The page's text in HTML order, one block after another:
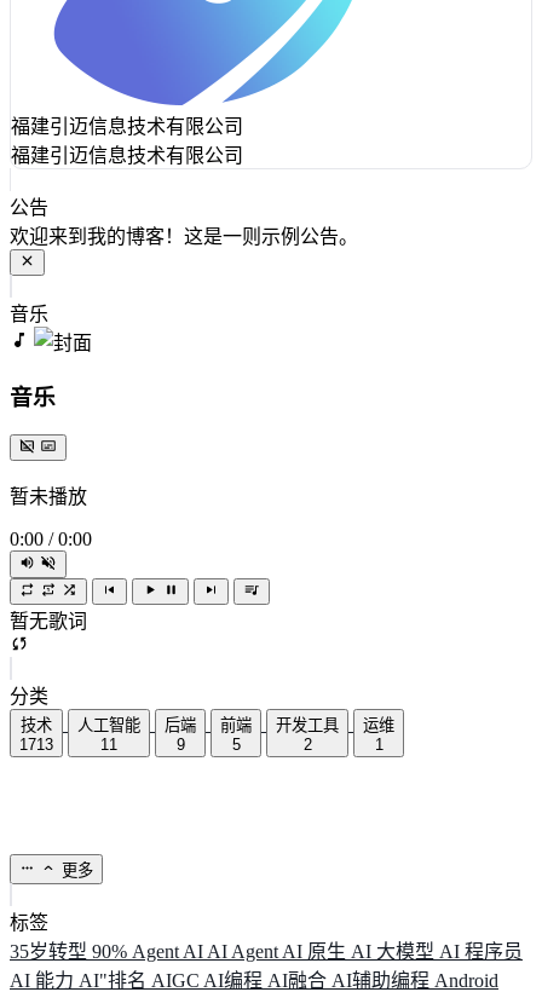
福建引迈信息技术有限公司
福建引迈信息技术有限公司
公告
欢迎来到我的博客！这是一则示例公告。
音乐
音乐
暂未播放
0:00 / 0:00
暂无歌词
分类
技术
1713
人工智能
11
后端
9
前端
5
开发工具
2
运维
1
更多
标签
35岁转型 90% Agent AI AI Agent AI 原生 AI 大模型 AI 程序员
AI 能力 AI"排名 AIGC AI编程 AI融合 AI辅助编程 Android